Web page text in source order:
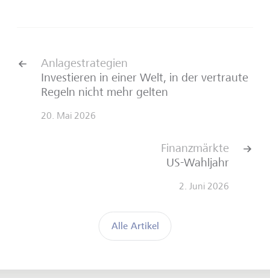
Anlagestrategien
Investieren in einer Welt, in der vertraute
Regeln nicht mehr gelten
20. Mai 2026
Alle Artikel
Finanzmärkte
US-Wahljahr
2. Juni 2026